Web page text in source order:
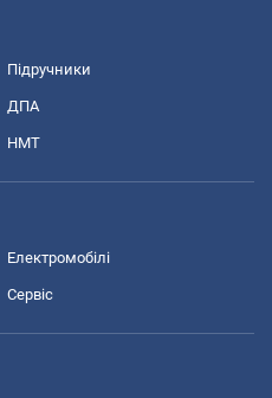
Підручники
ДПА
НМТ
Електромобілі
Сервіс